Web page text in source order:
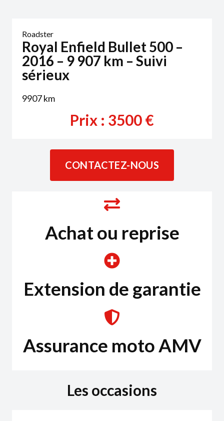
Roadster
Royal Enfield Bullet 500 –
2016 – 9 907 km – Suivi
sérieux
9907km
Prix : 3500€
CONTACTEZ-NOUS
Achat ou reprise
Extension de garantie
Assurance moto AMV
Les occasions